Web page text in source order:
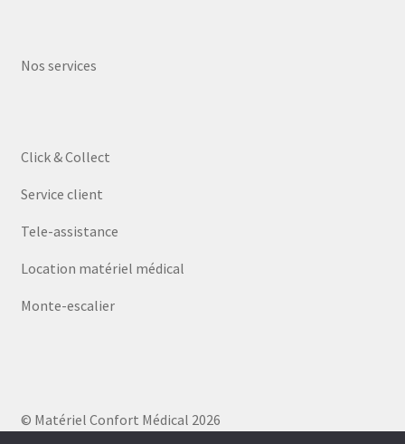
Nos services
Click & Collect
Service client
Tele-assistance
Location matériel médical
Monte-escalier
© Matériel Confort Médical 2026